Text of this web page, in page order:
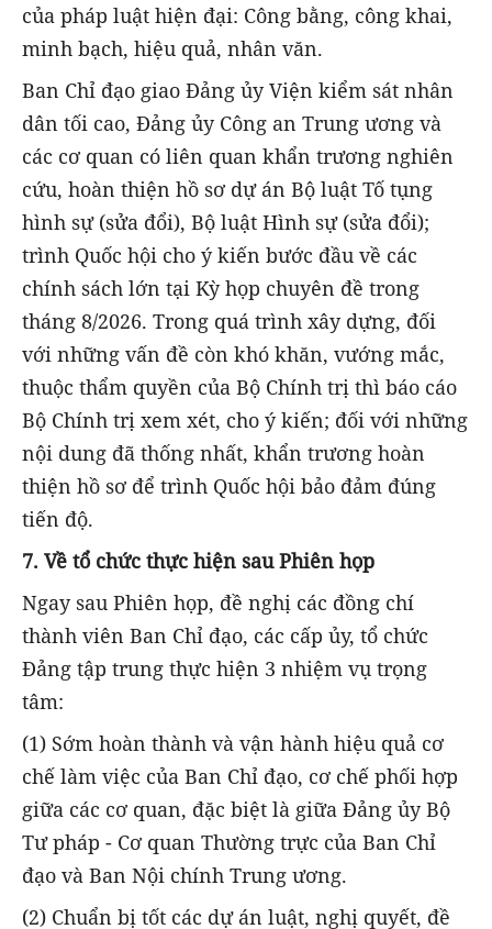
của pháp luật hiện đại: Công bằng, công khai,
minh bạch, hiệu quả, nhân văn.
Ban Chỉ đạo giao Đảng ủy Viện kiểm sát nhân
dân tối cao, Đảng ủy Công an Trung ương và
các cơ quan có liên quan khẩn trương nghiên
cứu, hoàn thiện hồ sơ dự án Bộ luật Tố tụng
hình sự (sửa đổi), Bộ luật Hình sự (sửa đổi);
trình Quốc hội cho ý kiến bước đầu về các
chính sách lớn tại Kỳ họp chuyên đề trong
tháng 8/2026. Trong quá trình xây dựng, đối
với những vấn đề còn khó khăn, vướng mắc,
thuộc thẩm quyền của Bộ Chính trị thì báo cáo
Bộ Chính trị xem xét, cho ý kiến; đối với những
nội dung đã thống nhất, khẩn trương hoàn
thiện hồ sơ để trình Quốc hội bảo đảm đúng
tiến độ.
7. Về tổ chức thực hiện sau Phiên họp
Ngay sau Phiên họp, đề nghị các đồng chí
thành viên Ban Chỉ đạo, các cấp ủy, tổ chức
Đảng tập trung thực hiện 3 nhiệm vụ trọng
tâm:
(1) Sớm hoàn thành và vận hành hiệu quả cơ
chế làm việc của Ban Chỉ đạo, cơ chế phối hợp
giữa các cơ quan, đặc biệt là giữa Đảng ủy Bộ
Tư pháp - Cơ quan Thường trực của Ban Chỉ
đạo và Ban Nội chính Trung ương.
(2) Chuẩn bị tốt các dự án luật, nghị quyết, đề